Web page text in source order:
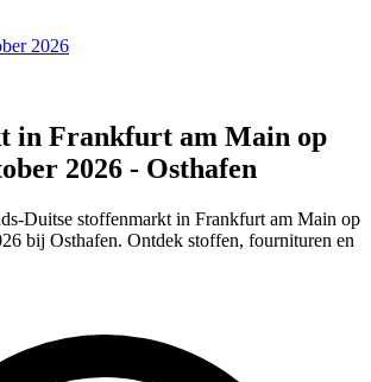
2026
in Frankfurt am Main op
2026 - Osthafen
Duitse stoffenmarkt in Frankfurt am Main op
bij Osthafen. Ontdek stoffen, fournituren en